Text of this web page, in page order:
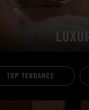
TOP TENDANCE